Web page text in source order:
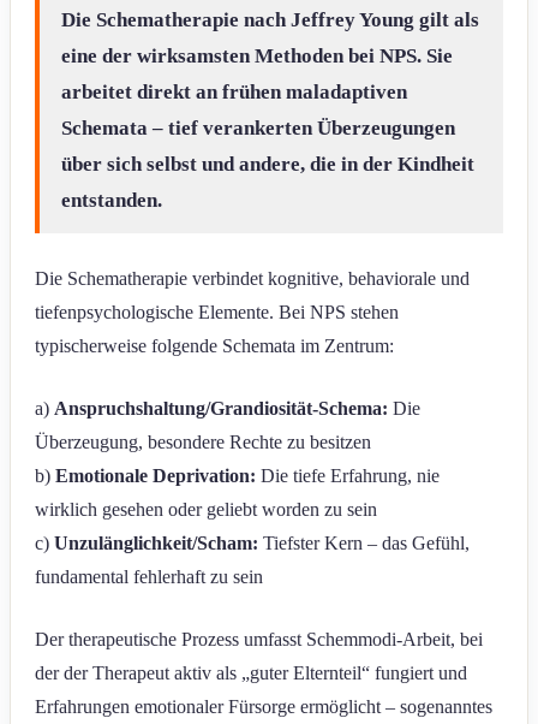
Die Schematherapie nach Jeffrey Young gilt als
eine der wirksamsten Methoden bei NPS. Sie
arbeitet direkt an frühen maladaptiven
Schemata – tief verankerten Überzeugungen
über sich selbst und andere, die in der Kindheit
entstanden.
Die Schematherapie verbindet kognitive, behaviorale und
tiefenpsychologische Elemente. Bei NPS stehen
typischerweise folgende Schemata im Zentrum:
a) Anspruchshaltung/Grandiosität-Schema: Die
Überzeugung, besondere Rechte zu besitzen
b) Emotionale Deprivation: Die tiefe Erfahrung, nie
wirklich gesehen oder geliebt worden zu sein
c) Unzulänglichkeit/Scham: Tiefster Kern – das Gefühl,
fundamental fehlerhaft zu sein
Der therapeutische Prozess umfasst Schemmodi-Arbeit, bei
der der Therapeut aktiv als „guter Elternteil“ fungiert und
Erfahrungen emotionaler Fürsorge ermöglicht – sogenanntes